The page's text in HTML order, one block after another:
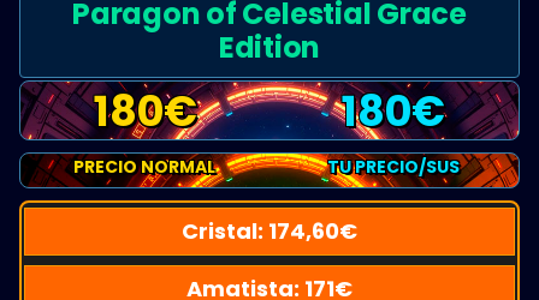
Paragon of Celestial Grace
Edition
180€ 180€
PRECIO NORMAL TU PRECIO/SUS
Cristal: 174,60€
Amatista: 171€